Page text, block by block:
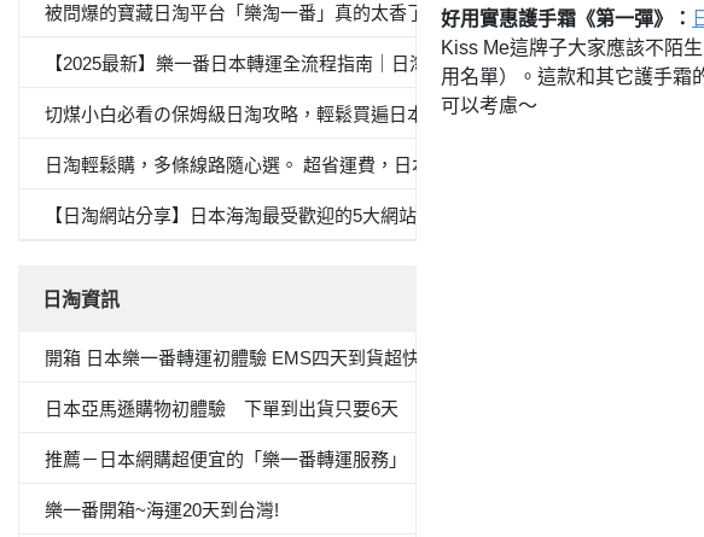
被問爆的寶藏日淘平台「樂淘一番」真的太香了！自從在這上面淘CCD，我終於實
【2025最新】樂一番日本轉運全流程指南｜日淘新手必看
切煤小白必看の保姆級日淘攻略，輕鬆買遍日本產品
日淘輕鬆購，多條線路隨心選。 超省運費，日本購物體驗UP！
【日淘網站分享】日本海淘最受歡迎的5大網站，你有一份海淘速通攻略待查收！
日淘資訊
開箱 日本樂一番轉運初體驗 EMS四天到貨超快的！
日本亞馬遜購物初體驗 下單到出貨只要6天 加碼 變色唇膏小開箱
推薦－日本網購超便宜的「樂一番轉運服務」
樂一番開箱~海運20天到台灣!
好用實惠護手霜《第一彈》 ：
Kiss Me這牌子大家應該不陌
用名單）。這款和其它護手霜
可以考慮～